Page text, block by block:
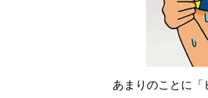
あまりのことに「